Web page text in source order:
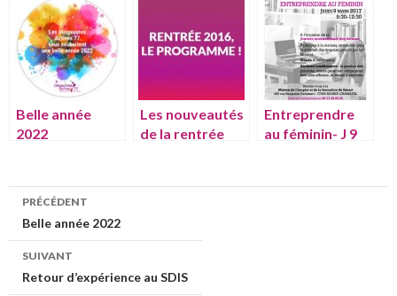
Belle année
2022
Les nouveautés
de la rentrée
Entreprendre
au féminin- J 9
Navigation de l’article
PRÉCÉDENT
Belle année 2022
SUIVANT
Retour d’expérience au SDIS